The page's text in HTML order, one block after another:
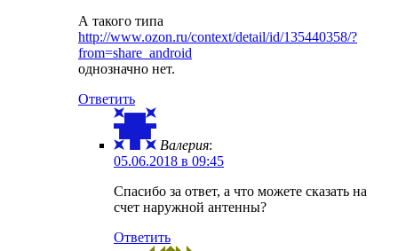
А такого типа
http://www.ozon.ru/context/detail/id/135440358/?
from=share_android
однозначно нет.
Ответить
Валерия:
05.06.2018 в 09:45
Спасибо за ответ, а что можете сказать на
счет наружной антенны?
Ответить